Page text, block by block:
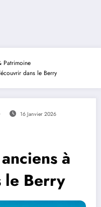
Patrimoine
dans le Berry
16 Janvier 2026
à
le Berry